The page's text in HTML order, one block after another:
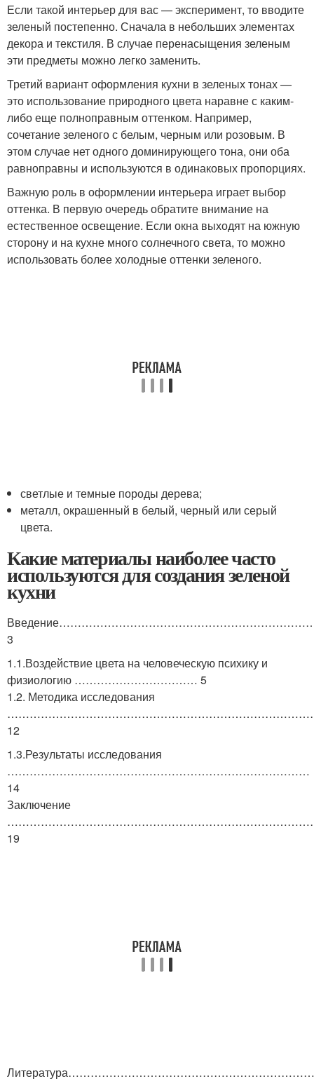
Если такой интерьер для вас — эксперимент, то вводите
зеленый постепенно. Сначала в небольших элементах
декора и текстиля. В случае перенасыщения зеленым
эти предметы можно легко заменить.
Третий вариант оформления кухни в зеленых тонах —
это использование природного цвета наравне с каким-
либо еще полноправным оттенком. Например,
сочетание зеленого с белым, черным или розовым. В
этом случае нет одного доминирующего тона, они оба
равноправны и используются в одинаковых пропорциях.
Важную роль в оформлении интерьера играет выбор
оттенка. В первую очередь обратите внимание на
естественное освещение. Если окна выходят на южную
сторону и на кухне много солнечного света, то можно
использовать более холодные оттенки зеленого.
светлые и темные породы дерева;
металл, окрашенный в белый, черный или серый
цвета.
Какие материалы наиболее часто
используются для создания зеленой
кухни
3
1.1.Воздействие цвета на человеческую психику и
физиологию …………………………… 5
1.2. Методика исследования
12
1.3.Результаты исследования
………………………………………………………………………
14
Заключение
19